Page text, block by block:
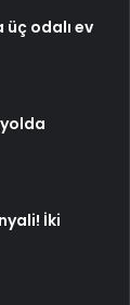
üç odalı ev
İki